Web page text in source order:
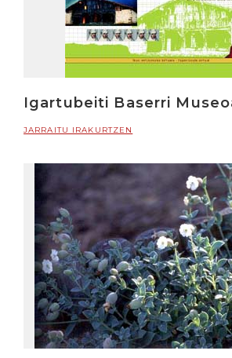
Igartubeiti Baserri
JARRAITU IRAKURTZEN